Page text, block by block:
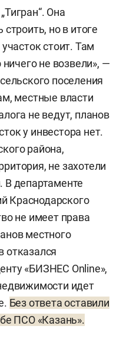
Тенгинской бухты
Шапсухо, в 5 км
Туапсе –
по течению
Михаила
пехотного
и не добрался
наши дни
около 1,2 тыс.
сезона
в 5–10 раз.
Она
но в итоге
стоит. Там
не возвели», —
поселения
местные власти
не ведут, планов
у инвестора нет.
района,
не захотели
В департаменте
Краснодарского
не имеет права
местного
отказался
«БИЗНЕС Online»,
идет
Без ответа оставили
ПСО «Казань».